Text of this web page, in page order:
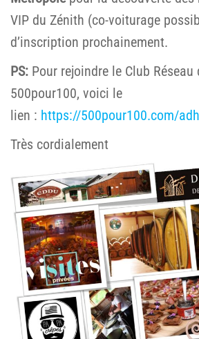
VIP du Zénith (co-voiturage
d’inscription prochainement.
PS: Pour rejoindre le Club Réseau
500pour100, voici le
lien : https://500pour100.com/
Très cordialement